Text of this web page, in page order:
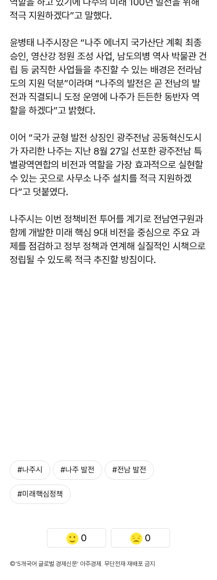
적극 지원하겠다”고 말했다.
윤병태 나주시장은 “나주 에너지 국가산단 계획 최종
승인, 영산강 정원 조성 사업, 남도의병 역사 박물관 건
립 등 굵직한 사업들을 추진할 수 있는 배경은 전라남
도의 지원 덕분”이라며 “나주의 발전은 곧 전남의 발
전과 직결되니 도정 운영에 나주가 든든한 동반자 역
할을 하겠다”고 밝혔다.
이어 “국가 균형 발전 상징인 광주전남 공동혁신도시
가 자리한 나주는 지난 8월 27일 선포한 광주전남 특
별광역연합의 비전과 역할을 가장 효과적으로 실현할
수 있는 곳으로 사무소 나주 설치를 적극 지원하겠
다”고 덧붙였다.
나주시는 이번 정책비전 투어를 계기로 전남연구원과
함께 개발한 미래 핵심 9대 비전을 중심으로 주요 과
제를 점검하고 정부 정책과 연계해 실질적인 시책으로
정립될 수 있도록 적극 추진할 방침이다.
#나주시 #나주 발전 #전남 발전
#미래핵심정책
0 0
©'5개국어 글로벌 경제신문' 아주경제. 무단전재·재배포 금지